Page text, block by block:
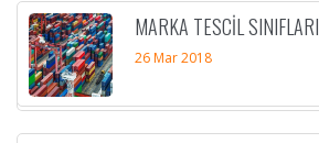
MARKA TESCIL SINIFLARI
26 Mar 2018